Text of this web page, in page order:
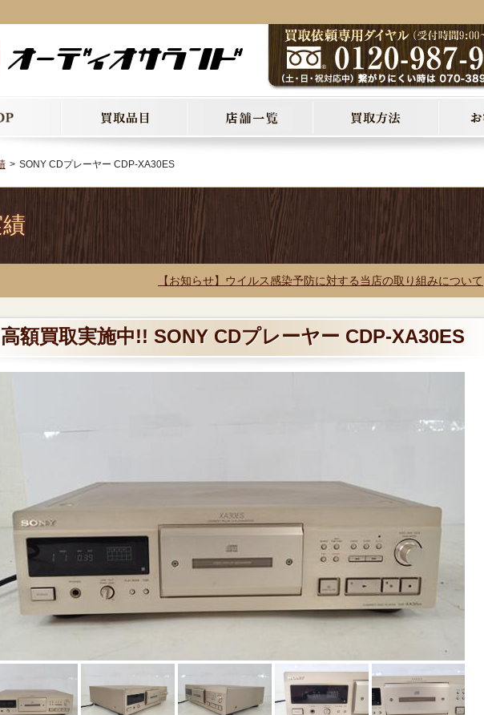
SONY CDプレーヤー CDP-XA30ES
【お知らせ】ウイルス感染予防に対する当店の取り組みについて
高額買取実施中!! SONY CDプレーヤー CDP-XA30ES